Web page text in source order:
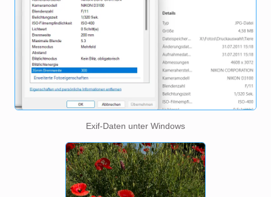
Exif-Daten unter Windows